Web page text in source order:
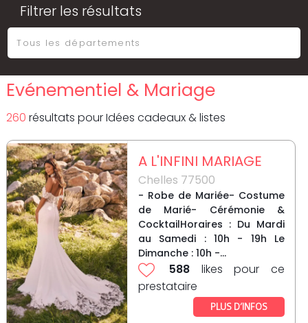
Filtrer les résultats
Evénementiel & Mariage
260 résultats pourIdées cadeaux & listes
A L'INFINI MARIAGE
Chelles 77500
- Robe de Mariée- Costume
de Marié- Cérémonie &
CocktailHoraires : Du Mardi
au Samedi : 10h - 19h Le
Dimanche : 10h -...
588 likes pour ce
prestataire
PLUS D’INFOS